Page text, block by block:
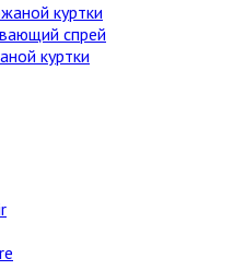
куртки
спрей
куртки